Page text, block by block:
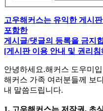
고우해커스는 유익한 게시
포함한
게시글/댓글의 등록을 금지
[게시판 이용 안내 및 권리
안녕하세요.해커스 도우미
해커스 가족 여러분들께 보
내 말씀드립니다.